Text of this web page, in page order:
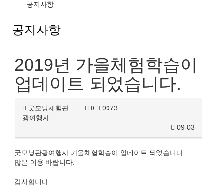
공지사항
공지사항
2019년 가을체험학습이
업데이트 되었습니다.
굿모닝체험관
광여행사
0 9973
09-03
굿모닝관광여행사 가을체험학습이 업데이트 되었습니다.
많은 이용 바랍니다.
감사합니다.